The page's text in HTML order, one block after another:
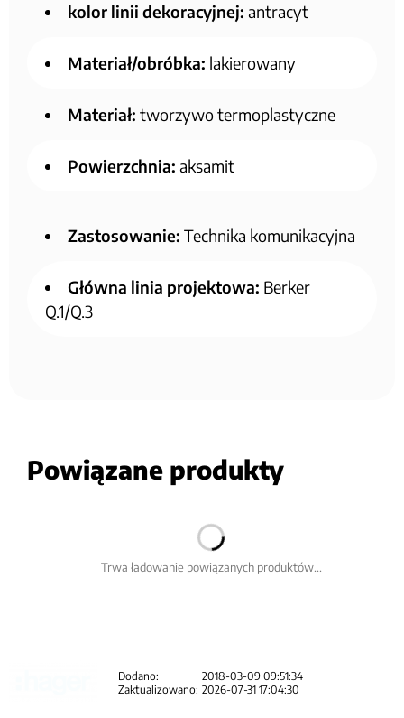
kolor linii dekoracyjnej: antracyt
Materiał/obróbka: lakierowany
Materiał: tworzywo termoplastyczne
Powierzchnia: aksamit
Zastosowanie: Technika komunikacyjna
Główna linia projektowa: Berker
Q.1/Q.3
Powiązane produkty
Trwa ładowanie powiązanych produktów...
Dodano:
2018-03-09 09:51:34
Zaktualizowano: 2026-07-31 17:04:30